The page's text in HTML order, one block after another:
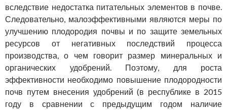
вследствие недостатка питательных элементов в почве.
Следовательно, малоэффективными являются меры по
улучшению плодородия почвы и по защите земельных
ресурсов от негативных последствий процесса
производства, о чем говорит размер минеральных и
органических удобрений. Поэтому, для роста
эффективности необходимо повышение плодородности
почв путем внесения удобрений (в республике в 2015
году в сравнении с предыдущим годом наличие